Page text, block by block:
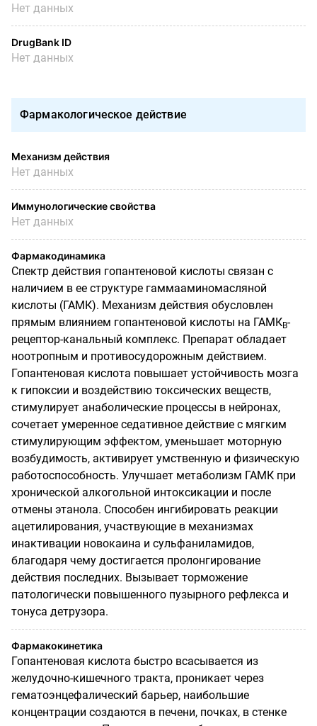
Нет данных
DrugBank ID
Нет данных
Фармакологическое действие
Механизм действия
Нет данных
Иммунологические свойства
Нет данных
Фармакодинамика
Спектр действия гопантеновой кислоты связан с
наличием в ее структуре гамма­аминомасляной
кислоты (ГАМК). Механизм действия обусловлен
прямым влиянием гопантеновой кислоты на ГАМКВ-
рецептор-канальный комплекс. Препарат обладает
ноотропным и противосудорожным действием.
Гопантеновая кислота повышает устойчивость мозга
к гипоксии и воздействию токсических веществ,
стимулирует анаболические процессы в нейронах,
сочетает умеренное седативное действие с мягким
стимулирующим эффектом, уменьшает моторную
возбудимость, активирует умственную и физическую
работоспособность. Улучшает метаболизм ГАМК при
хронической алкогольной интоксикации и после
отмены этанола. Способен ингибировать реакции
ацетилирования, участвующие в механизмах
инактивации новокаина и сульфаниламидов,
благодаря чему достигается пролонгирование
действия последних. Вызывает торможение
патологически повышенного пузырного рефлекса и
тонуса детрузора.
Фармакокинетика
Гопантеновая кислота быстро всасывается из
желудочно-кишечного тракта, проникает через
гематоэнцефалический барьер, наибольшие
концентрации создаются в печени, почках, в стенке